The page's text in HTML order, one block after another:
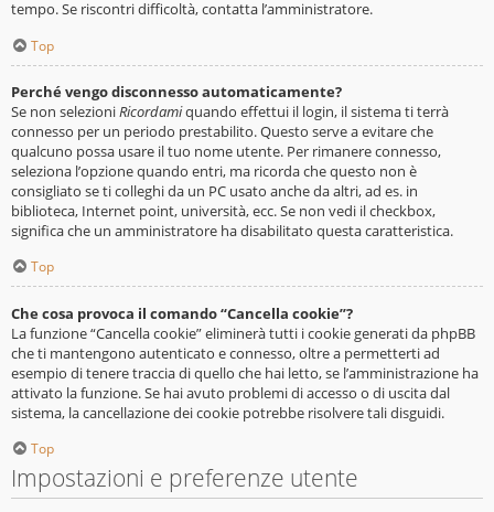
tempo. Se riscontri difficoltà, contatta l’amministratore.
Top
Perché vengo disconnesso automaticamente?
Se non selezioniRicordamiquando effettui il login, il sistema ti terrà
connesso per un periodo prestabilito. Questo serve a evitare che
qualcuno possa usare il tuo nome utente. Per rimanere connesso,
seleziona l’opzione quando entri, ma ricorda che questo non è
consigliato se ti colleghi da un PC usato anche da altri, ad es. in
biblioteca, Internet point, università, ecc. Se non vedi il checkbox,
significa che un amministratore ha disabilitato questa caratteristica.
Top
Che cosa provoca il comando “Cancella cookie”?
La funzione “Cancella cookie” eliminerà tutti i cookie generati da phpBB
che ti mantengono autenticato e connesso, oltre a permetterti ad
esempio di tenere traccia di quello che hai letto, se l’amministrazione ha
attivato la funzione. Se hai avuto problemi di accesso o di uscita dal
sistema, la cancellazione dei cookie potrebbe risolvere tali disguidi.
Top
Impostazioni e preferenze utente